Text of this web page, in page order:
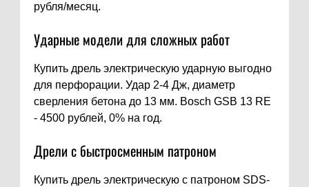
рубля/месяц.
Ударные модели для сложных работ
Купить дрель электрическую ударную выгодно
для перфорации. Удар 2-4 Дж, диаметр
сверления бетона до 13 мм. Bosch GSB 13 RE
- 4500 рублей, 0% на год.
Дрели с быстросменным патроном
Купить дрель электрическую с патроном SDS-